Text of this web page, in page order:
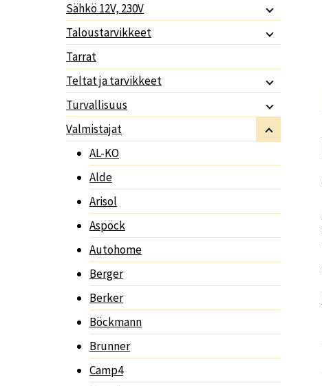
Sähkö 12V, 230V
Taloustarvikkeet
Tarrat
Teltat ja tarvikkeet
Turvallisuus
Valmistajat
AL-KO
Alde
Arisol
Aspöck
Autohome
Berger
Berker
Böckmann
Brunner
Camp4